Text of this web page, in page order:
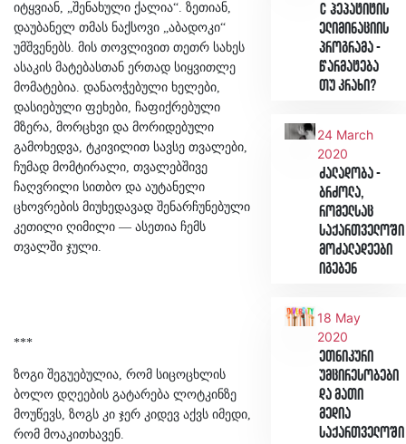
იტყვიან, „შენახული ქალია“. ზეთიან,
დაუბანელ თმას ნაქსოვი „აბადოკი“
უმშვენებს. მის თოვლივით თეთრ სახეს
ასაკის მატებასთან ერთად სიყვითლე
მომატებია. დანაოჭებული ხელები,
დასიებული ფეხები, ჩაფიქრებული
მზერა, მორცხვი და მორიდებული
გამოხედვა, ტკივილით სავსე თვალები,
ჩუმად მომტირალი, თვალებშივე
ჩაღვრილი სითბო და აუტანელი
ცხოვრების მიუხედავად შენარჩუნებული
კეთილი ღიმილი — ასეთია ჩემს
თვალში ჯული.
***
ზოგი შეგუებულია, რომ სიცოცხლის
ბოლო დღეების გატარება ლოტკინზე
მოუწევს, ზოგს კი ჯერ კიდევ აქვს იმედი,
რომ მოაკითხავენ.
C ჰეპატიტის
ელიმინაციის
პროგრამა -
წარმატება
თუ კრახი?
24 March
2020
ძალადობა -
ბრძოლა,
რომელსაც
საქართველოში
მოძალადეები
იგებენ
18 May
2020
ეთნიკური
უმცირესობები
და მათი
მედია
საქართველოში